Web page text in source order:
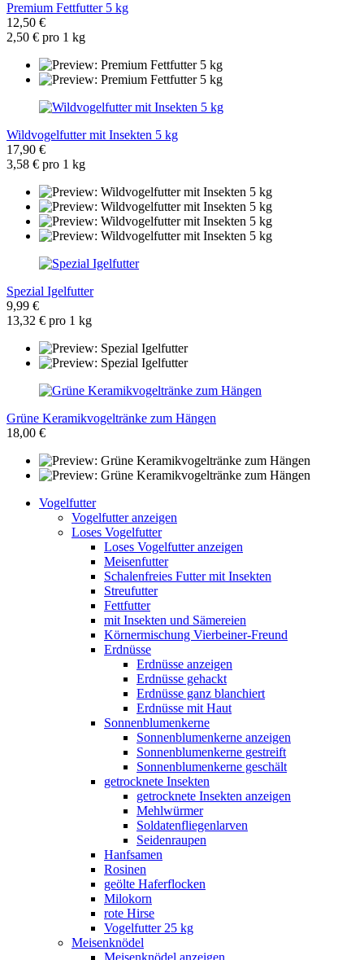
Premium Fettfutter 5 kg
12,50 €
2,50 € pro 1 kg
Wildvogelfutter mit Insekten 5 kg
17,90 €
3,58 € pro 1 kg
Spezial Igelfutter
9,99 €
13,32 € pro 1 kg
Grüne Keramikvogeltränke zum Hängen
18,00 €
Vogelfutter
Vogelfutter anzeigen
Loses Vogelfutter
Loses Vogelfutter anzeigen
Meisenfutter
Schalenfreies Futter mit Insekten
Streufutter
Fettfutter
mit Insekten und Sämereien
Körnermischung Vierbeiner-Freund
Erdnüsse
Erdnüsse anzeigen
Erdnüsse gehackt
Erdnüsse ganz blanchiert
Erdnüsse mit Haut
Sonnenblumenkerne
Sonnenblumenkerne anzeigen
Sonnenblumenkerne gestreift
Sonnenblumenkerne geschält
getrocknete Insekten
getrocknete Insekten anzeigen
Mehlwürmer
Soldatenfliegenlarven
Seidenraupen
Hanfsamen
Rosinen
geölte Haferflocken
Milokorn
rote Hirse
Vogelfutter 25 kg
Meisenknödel